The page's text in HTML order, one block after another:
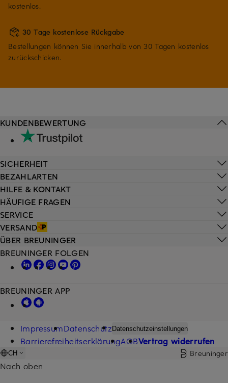
kostenlos.
30 Tage kostenlose Rückgabe
Bestellungen können Sie innerhalb von 30 Tagen kostenlos
zurückschicken.
HILFE & KONTAKT
HÄUFIGE FRAGEN
SERVICE
VERSAND
KUNDENBEWERTUNG
SICHERHEIT
BEZAHLARTEN
ÜBER BREUNINGER
BREUNINGER FOLGEN
BREUNINGER APP
ImpressumDatenschutzDatenschutzeinstellungen
BarrierefreiheitserklärungAGBVertrag widerrufen
CH Breuninger
Nach oben